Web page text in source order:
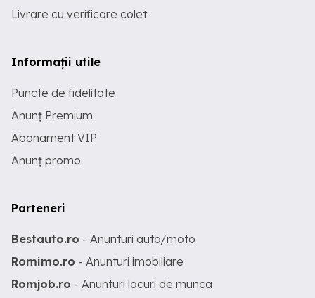
Livrare cu verificare colet
Informații utile
Puncte de fidelitate
Anunț Premium
Abonament VIP
Anunț promo
Parteneri
Bestauto.ro - Anunturi auto/moto
Romimo.ro - Anunturi imobiliare
Romjob.ro - Anunturi locuri de munca